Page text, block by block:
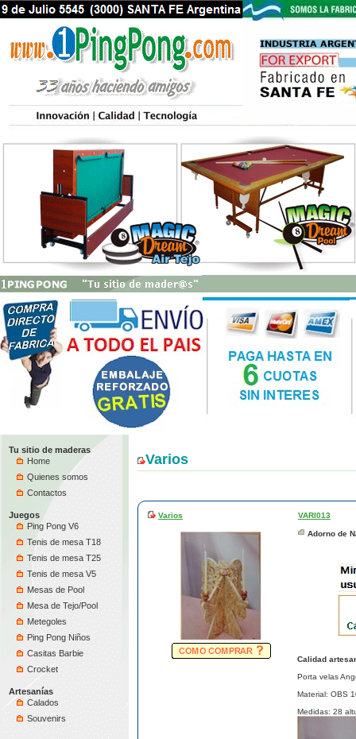
Tu sitio de maderas
Home
Quienes somos
Contactos
Juegos
Ping Pong V6
Tenis de mesa T18
Tenis de mesa T25
Tenis de mesa V5
Mesas de Pool
Mesa de Tejo/Pool
Metegoles
Ping Pong Niños
Casitas Barbie
Crocket
Artesanías
Calados
Souvenirs
Varios
Varios VARI013
Adorno de
Calidad
Porta velas
Material: OBS
Medidas: 28